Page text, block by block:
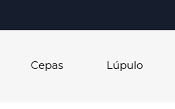
Cepas Lúpulo